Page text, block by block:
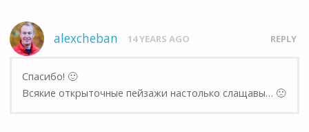
alexcheban 14 YEARS AGO REPLY
Спасибо! 🙂
Всякие открыточные пейзажи настолько слащавы… 🙁